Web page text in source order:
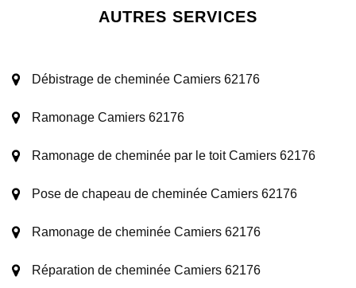
AUTRES SERVICES
Débistrage de cheminée Camiers 62176
Ramonage Camiers 62176
Ramonage de cheminée par le toit Camiers 62176
Pose de chapeau de cheminée Camiers 62176
Ramonage de cheminée Camiers 62176
Réparation de cheminée Camiers 62176